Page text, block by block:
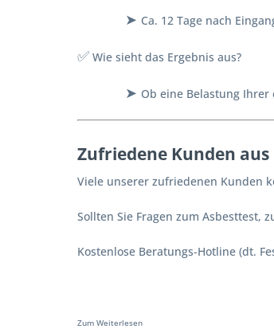
➤ Ca. 12 Tage nach
✅ Wie sieht das Ergebnis aus?
➤ Ob eine Belastung
Zufriedene Kunden
Viele unserer zufriedenen Kunden
Sollten Sie Fragen zum Asbesttest,
Kostenlose Beratungs-Hotline (dt.
Zum Weiterlesen